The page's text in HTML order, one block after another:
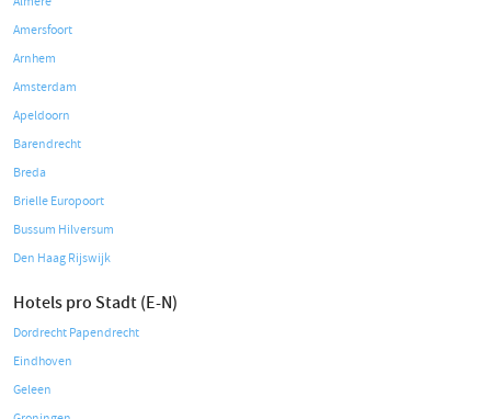
Amersfoort
Arnhem
Amsterdam
Apeldoorn
Barendrecht
Breda
Brielle Europoort
Bussum Hilversum
Den Haag Rijswijk
Hotels pro Stadt (E-N)
Dordrecht Papendrecht
Eindhoven
Geleen